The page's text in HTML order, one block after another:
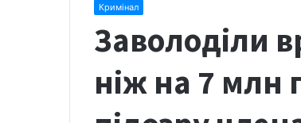
Кримінал
Заволоділи
ніж на 7 млн